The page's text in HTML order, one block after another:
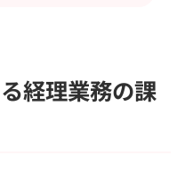
経理業務の課